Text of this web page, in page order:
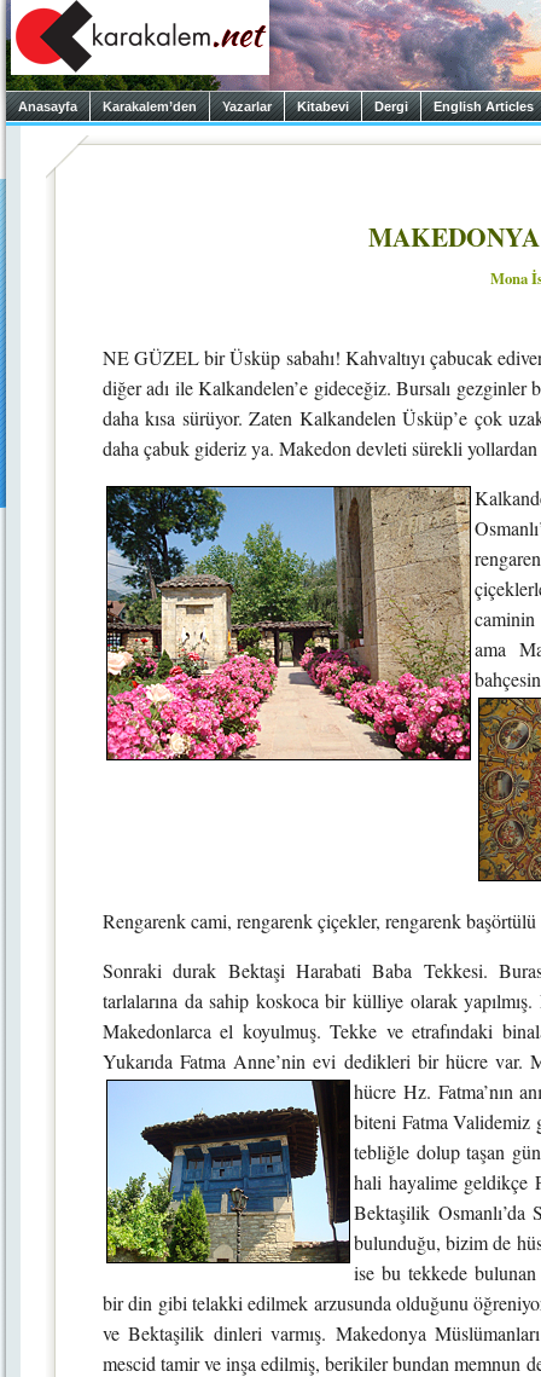
Anasayfa Karakalem’den Yazarlar Kitabevi Dergi English Articles
Mona
NE GÜZEL bir Üsküp sabahı! Kahvaltıyı çabucak
diğer adı ile Kalkandelen’e gideceğiz. Bursalı gezginler
daha kısa sürüyor. Zaten Kalkandelen Üsküp’e çok
daha çabuk gideriz ya. Makedon devleti sürekli
caminin
ama
Rengarenk cami, rengarenk çiçekler, rengarenk
Sonraki durak Bektaşi Harabati Baba Tekkesi.
tarlalarına da sahip koskoca bir külliye olarak
Makedonlarca el koyulmuş. Tekke ve etrafındaki
Yukarıda Fatma Anne’nin evi dedikleri bir hücre var.
hücre Hz. Fatma’nın
biteni Fatma Validemiz
tebliğle dolup taşan
hali hayalime geldikçe
Bektaşilik
bulunduğu, bizim de
ise bu tekkede bulunan
bir din gibi telakki edilmek arzusunda olduğunu
ve Bektaşilik dinleri varmış. Makedonya
mescid tamir ve inşa edilmiş, berikiler bundan memnun